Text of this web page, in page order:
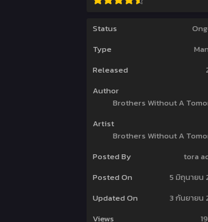
Status
Type
Released
Author
Brothers Without A
Artist
Brothers Without A
Posted By
tora
Posted On
5 มิถุนายน
Updated On
3 กันยายน
Views